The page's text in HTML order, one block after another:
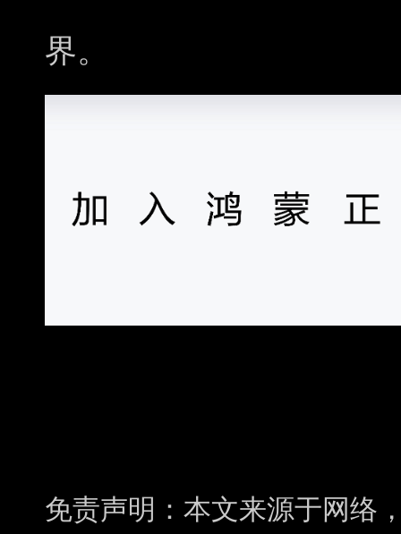
界。
免责声明：本文来源于网络